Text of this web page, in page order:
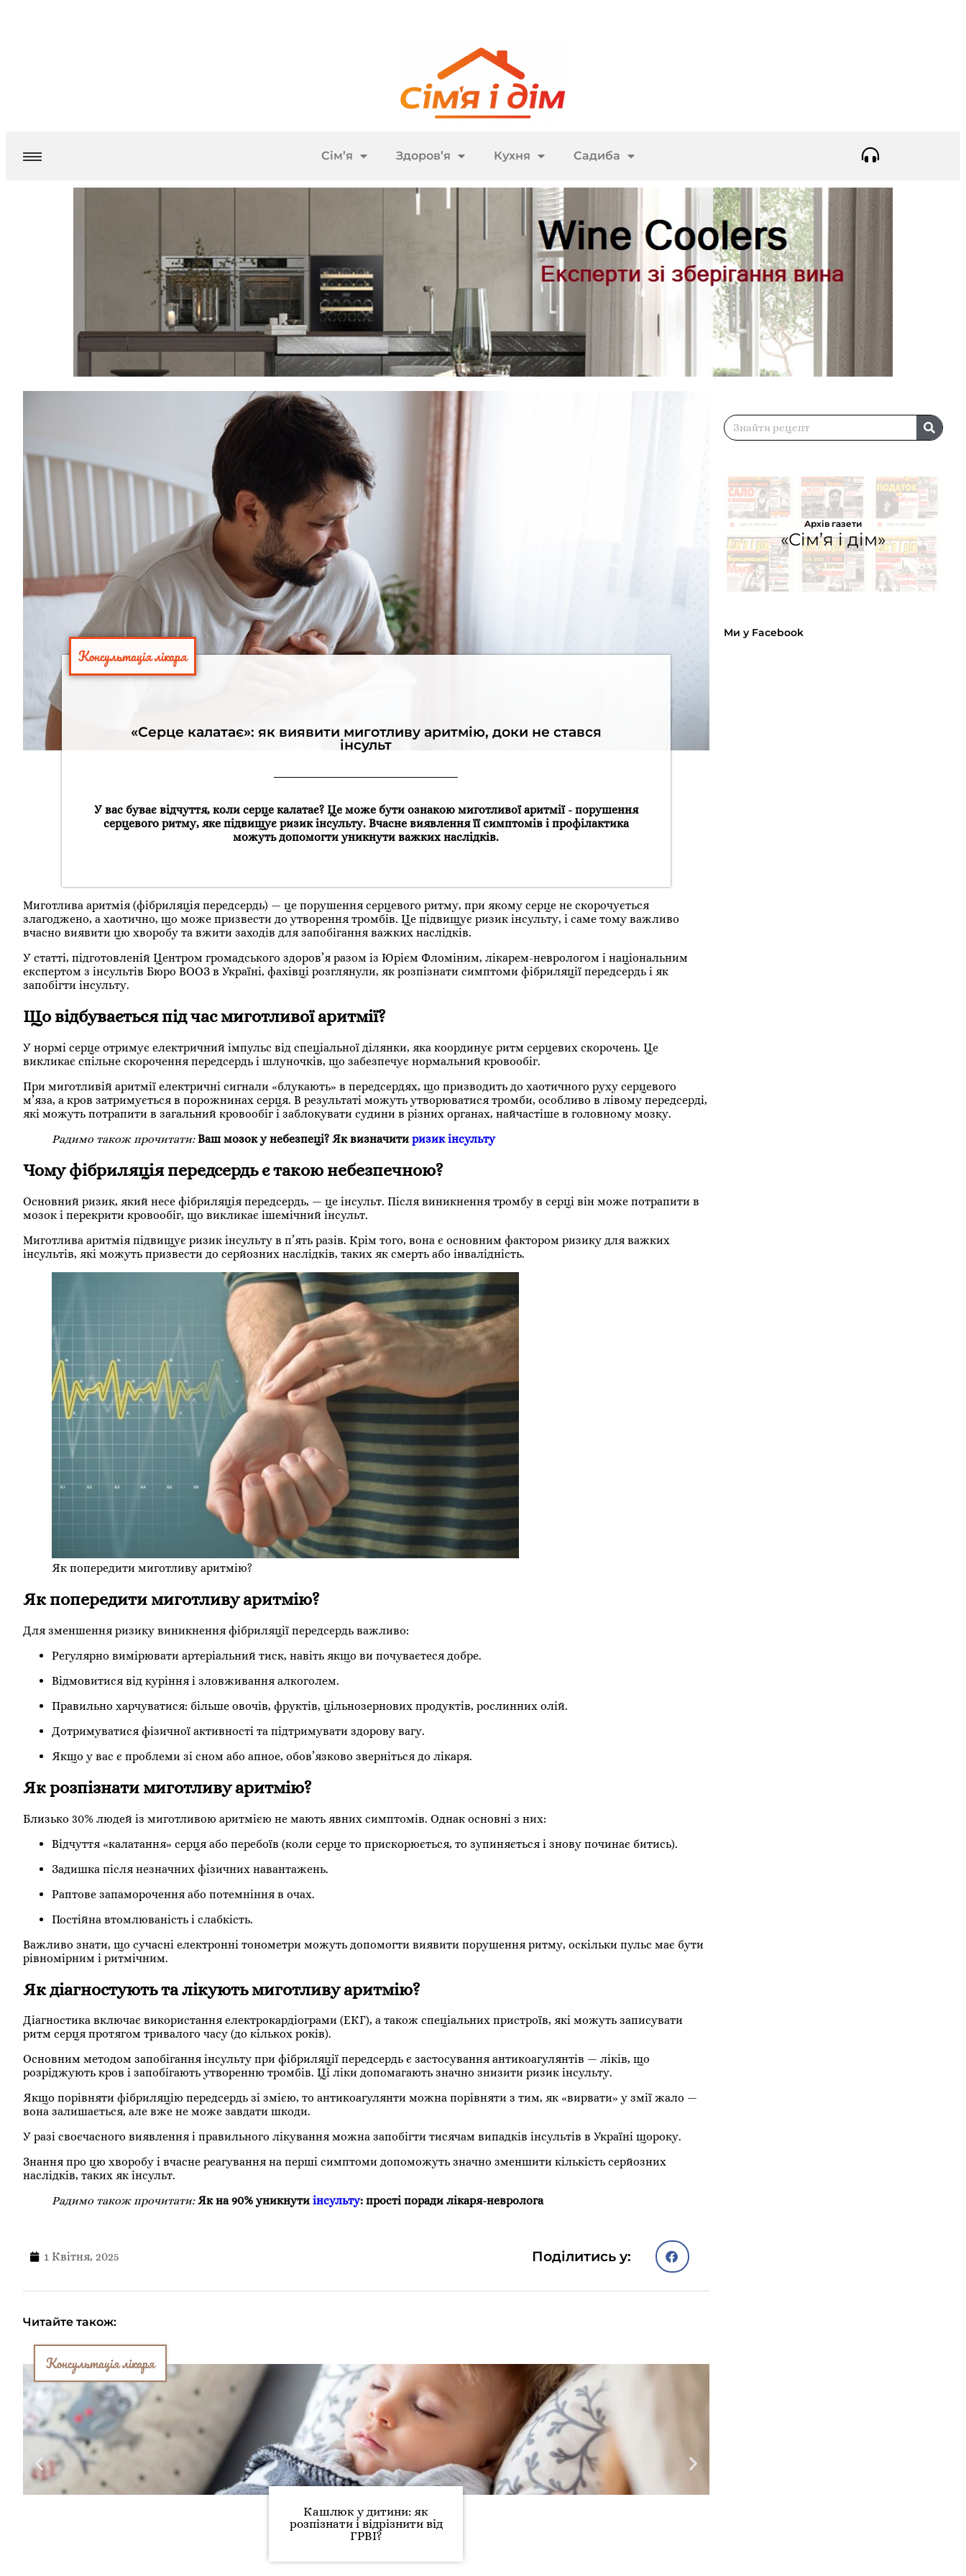
Сім’я Здоров’я Кухня Садиба
Консультація лікаря
«Серце калатає»: як виявити миготливу аритмію, доки не стався
інсульт
У вас буває відчуття, коли серце калатає? Це може бути ознакою миготливої аритмії - порушення
серцевого ритму, яке підвищує ризик інсульту. Вчасне виявлення її симптомів і профілактика
можуть допомогти уникнути важких наслідків.
Миготлива аритмія (фібриляція передсердь) — це порушення серцевого ритму, при якому серце не скорочується
злагоджено, а хаотично, що може призвести до утворення тромбів. Це підвищує ризик інсульту, і саме тому важливо
вчасно виявити цю хворобу та вжити заходів для запобігання важких наслідків.
У статті, підготовленій Центром громадського здоров’я разом із Юрієм Фломіним, лікарем-неврологом і національним
експертом з інсультів Бюро ВООЗ в Україні, фахівці розглянули, як розпізнати симптоми фібриляції передсердь і як
запобігти інсульту.
Що відбувається під час миготливої аритмії?
У нормі серце отримує електричний імпульс від спеціальної ділянки, яка координує ритм серцевих скорочень. Це
викликає спільне скорочення передсердь і шлуночків, що забезпечує нормальний кровообіг.
При миготливій аритмії електричні сигнали «блукають» в передсердях, що призводить до хаотичного руху серцевого
м’яза, а кров затримується в порожнинах серця. В результаті можуть утворюватися тромби, особливо в лівому передсерді,
які можуть потрапити в загальний кровообіг і заблокувати судини в різних органах, найчастіше в головному мозку.
Радимо також прочитати:Ваш мозок у небезпеці? Як визначити ризик інсульту
Чому фібриляція передсердь є такою небезпечною?
Основний ризик, який несе фібриляція передсердь, — це інсульт. Після виникнення тромбу в серці він може потрапити в
мозок і перекрити кровообіг, що викликає ішемічний інсульт.
Миготлива аритмія підвищує ризик інсульту в п’ять разів. Крім того, вона є основним фактором ризику для важких
інсультів, які можуть призвести до серйозних наслідків, таких як смерть або інвалідність.
Як попередити миготливу аритмію?
Як попередити миготливу аритмію?
Для зменшення ризику виникнення фібриляції передсердь важливо:
Регулярно вимірювати артеріальний тиск, навіть якщо ви почуваєтеся добре.
Відмовитися від куріння і зловживання алкоголем.
Правильно харчуватися: більше овочів, фруктів, цільнозернових продуктів, рослинних олій.
Дотримуватися фізичної активності та підтримувати здорову вагу.
Якщо у вас є проблеми зі сном або апное, обов’язково зверніться до лікаря.
Як розпізнати миготливу аритмію?
Близько 30% людей із миготливою аритмією не мають явних симптомів. Однак основні з них:
Відчуття «калатання» серця або перебоїв (коли серце то прискорюється, то зупиняється і знову починає битись).
Задишка після незначних фізичних навантажень.
Раптове запаморочення або потемніння в очах.
Постійна втомлюваність і слабкість.
Важливо знати, що сучасні електронні тонометри можуть допомогти виявити порушення ритму, оскільки пульс має бути
рівномірним і ритмічним.
Як діагностують та лікують миготливу аритмію?
Діагностика включає використання електрокардіограми (ЕКГ), а також спеціальних пристроїв, які можуть записувати
ритм серця протягом тривалого часу (до кількох років).
Основним методом запобігання інсульту при фібриляції передсердь є застосування антикоагулянтів — ліків, що
розріджують кров і запобігають утворенню тромбів. Ці ліки допомагають значно знизити ризик інсульту.
Якщо порівняти фібриляцію передсердь зі змією, то антикоагулянти можна порівняти з тим, як «вирвати» у змії жало —
вона залишається, але вже не може завдати шкоди.
У разі своєчасного виявлення і правильного лікування можна запобігти тисячам випадків інсультів в Україні щороку.
Знання про цю хворобу і вчасне реагування на перші симптоми допоможуть значно зменшити кількість серйозних
наслідків, таких як інсульт.
Радимо також прочитати:Як на 90% уникнути інсульту: прості поради лікаря-невролога
1 Квітня, 2025 Поділитись у:
Читайте також:
Консультація лікаря
Кашлюк у дитини: як
розпізнати і відрізнити від
ГРВІ?
Архів газети
«Сім’я і дім»
Ми у Facebook